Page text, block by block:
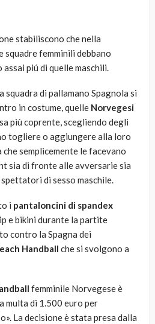
stabiliscono che nella
squadre femminili debbano
piú di quelle maschili.
di pallamano Spagnola si
in costume, quelle Norvegesi
più coprente, scegliendo degli
togliere o aggiungere alla loro
semplicemente le facevano
sia di fronte alle avversarie sia
di sesso maschile.
i pantaloncini di spandex
e bikini durante la partite
contro la Spagna dei
Handball che si svolgono a
femminile Norvegese è
multa di 1.500 euro per
La decisione è stata presa dalla